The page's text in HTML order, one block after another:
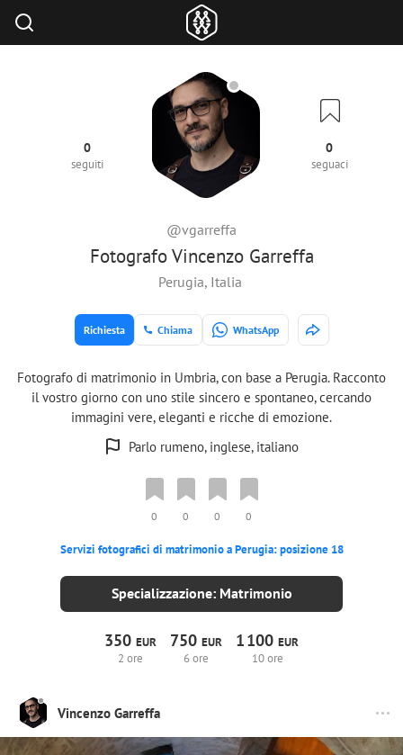
Fotografo Vincenzo Garreffa
@vgarreffa
0
seguiti
0
seguaci
Perugia, Italia
Richiesta Chiama WhatsApp
Fotografo di matrimonio in Umbria, con base a Perugia. Racconto
il vostro giorno con uno stile sincero e spontaneo, cercando
immagini vere, eleganti e ricche di emozione.
Parlo rumeno, inglese, italiano
0 0 0 0
Servizi fotografici di matrimonio a Perugia: posizione 18
Specializzazione: Matrimonio
350 EUR
2 ore
750 EUR
6 ore
1100EUR
10 ore
Vincenzo Garreffa